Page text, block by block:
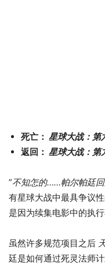
死亡： 星球大战：第
返回： 星球大战：第
”不知怎的……帕尔帕廷
有星球大战中最具争议
是因为续集电影中的执行
虽然许多规范项目之后
廷是如何通过死灵法师